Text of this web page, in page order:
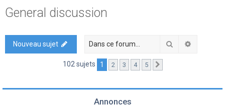
General discussion
Nouveau sujet Rechercher
102 sujets 1 2 3 4 5
Annonces